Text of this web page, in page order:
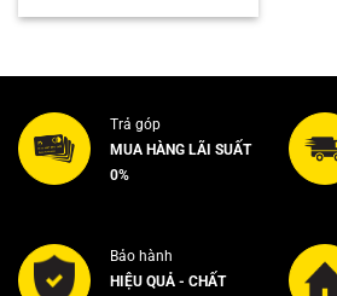
là:
tại
Trả góp
MUA HÀNG LÃI SUẤT
0%
Bảo hành
HIỆU QUẢ - CHẤT